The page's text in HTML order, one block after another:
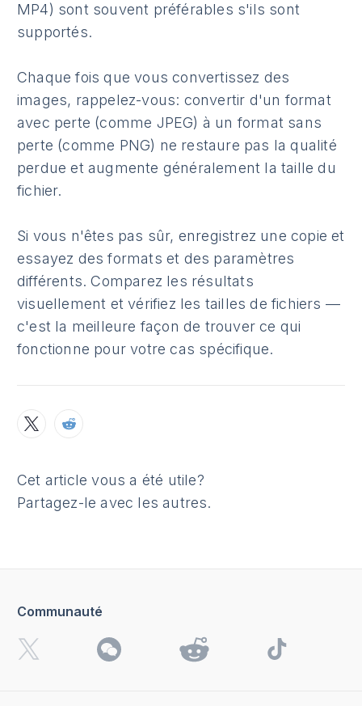
MP4) sont souvent préférables s'ils sont
supportés.
Chaque fois que vous convertissez des
images, rappelez-vous: convertir d'un format
avec perte (comme JPEG) à un format sans
perte (comme PNG) ne restaure pas la qualité
perdue et augmente généralement la taille du
fichier.
Si vous n'êtes pas sûr, enregistrez une copie et
essayez des formats et des paramètres
différents. Comparez les résultats
visuellement et vérifiez les tailles de fichiers —
c'est la meilleure façon de trouver ce qui
fonctionne pour votre cas spécifique.
Cet article vous a été utile?
Partagez-le avec les autres.
Communauté